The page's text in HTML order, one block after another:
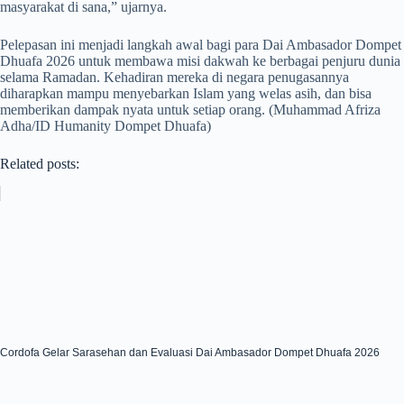
masyarakat di sana,” ujarnya.
Pelepasan ini menjadi langkah awal bagi para Dai Ambasador Dompet
Dhuafa 2026 untuk membawa misi dakwah ke berbagai penjuru dunia
selama Ramadan. Kehadiran mereka di negara penugasannya
diharapkan mampu menyebarkan Islam yang welas asih, dan bisa
memberikan dampak nyata untuk setiap orang. (Muhammad Afriza
Adha/ID Humanity Dompet Dhuafa)
Related posts:
Cordofa Gelar Sarasehan dan Evaluasi Dai Ambasador Dompet Dhuafa 2026